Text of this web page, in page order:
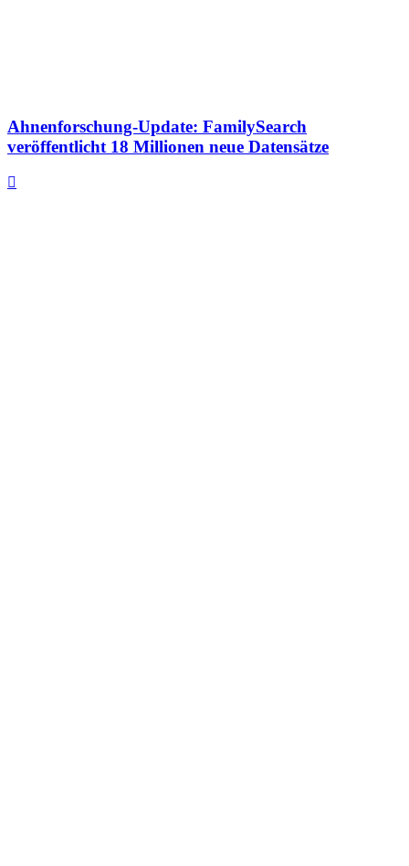
Ahnenforschung-Update: FamilySearch
veröffentlicht 18 Millionen neue Datensätze